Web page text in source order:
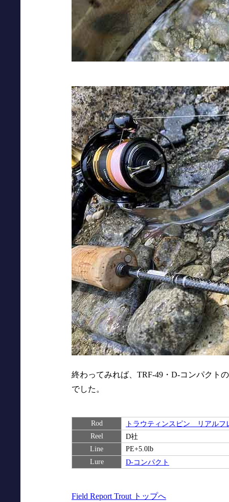
終わってみれば、TRF-49・D-コンパクト
でした。
Rod
トラウティンスピン リアル
Reel
D社
Line
PE+5.0lb
Lure
D-コンパクト
Field Report Trout トップへ